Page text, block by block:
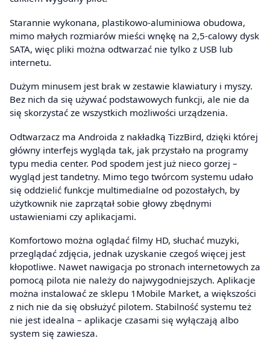
Starannie wykonana, plastikowo-aluminiowa obudowa,
mimo małych rozmiarów mieści wnękę na 2,5-calowy dysk
SATA, więc pliki można odtwarzać nie tylko z USB lub
internetu.
Dużym minusem jest brak w zestawie klawiatury i myszy.
Bez nich da się używać podstawowych funkcji, ale nie da
się skorzystać ze wszystkich możliwości urządzenia.
Odtwarzacz ma Androida z nakładką TizzBird, dzięki której
główny interfejs wygląda tak, jak przystało na programy
typu media center. Pod spodem jest już nieco gorzej –
wygląd jest tandetny. Mimo tego twórcom systemu udało
się oddzielić funkcje multimedialne od pozostałych, by
użytkownik nie zaprzątał sobie głowy zbędnymi
ustawieniami czy aplikacjami.
Komfortowo można oglądać filmy HD, słuchać muzyki,
przeglądać zdjęcia, jednak uzyskanie czegoś więcej jest
kłopotliwe. Nawet nawigacja po stronach internetowych za
pomocą pilota nie należy do najwygodniejszych. Aplikacje
można instalować ze sklepu 1Mobile Market, a większości
z nich nie da się obsłużyć pilotem. Stabilność systemu też
nie jest idealna – aplikacje czasami się wyłączają albo
system się zawiesza.